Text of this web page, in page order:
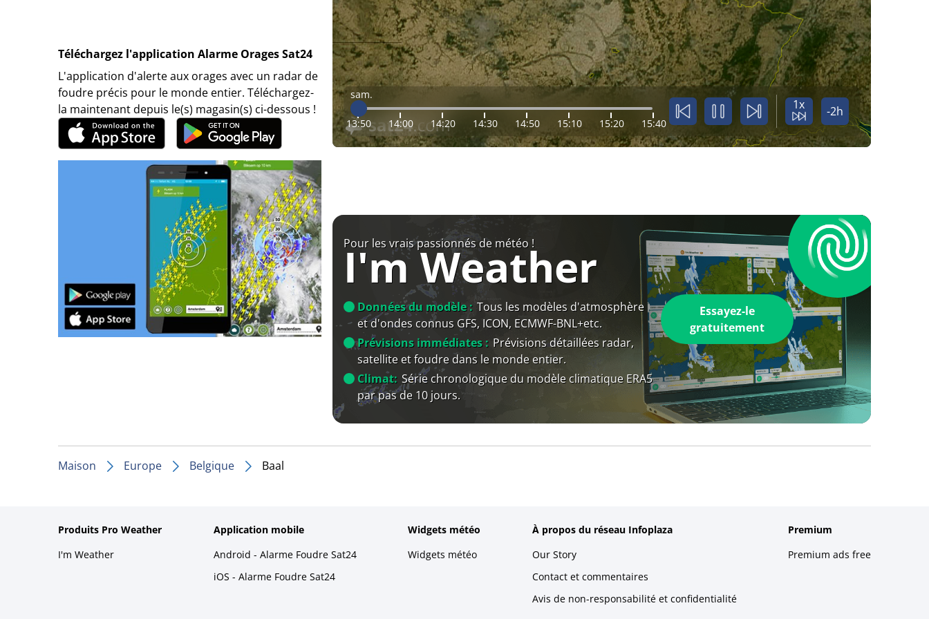
Téléchargez l'application Alarme Orages Sat24
L'application d'alerte aux orages avec un radar de
foudre précis pour le monde entier. Téléchargez-
la maintenant depuis le(s) magasin(s) ci-dessous !
sam.
13:50 14:00 14:20 14:30 14:50 15:10 15:20 15:40
1x -2h
Pour les vrais passionnés de météo !
I'm Weather
Données du modèle : Tous les modèles d'atmosphère
et d'ondes connus GFS, ICON, ECMWF-BNL+etc.
Prévisions immédiates : Prévisions détaillées radar,
satellite et foudre dans le monde entier.
Climat: Série chronologique du modèle climatique ERA5
par pas de 10 jours.
Essayez-le
gratuitement
Maison Europe Belgique Baal
Produits Pro Weather
I'm Weather
Application mobile
Android - Alarme Foudre Sat24
iOS - Alarme Foudre Sat24
Widgets météo
Widgets météo
À propos du réseau Infoplaza
Our Story
Contact et commentaires
Avis de non-responsabilité et confidentialité
Premium
Premium ads free